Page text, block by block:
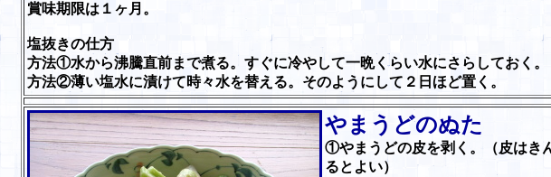
賞味期限は１ヶ月。
塩抜きの仕方
方法①水から沸騰直前まで煮る。すぐに冷やして一晩くらい水にさらしておく。
方法②薄い塩水に漬けて時々水を替える。そのようにして２日ほど置く。
やまうどのぬた
①やまうどの皮を剥く。（皮はき
るとよい）